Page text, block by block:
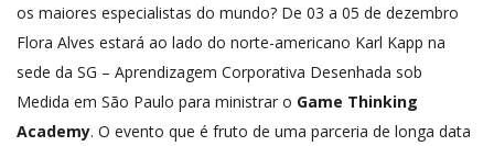
os maiores especialistas do mundo? De 03 a 05 de dezembro
Flora Alves estará ao lado do norte-americano Karl Kapp na
sede da SG – Aprendizagem Corporativa Desenhada sob
Medida em São Paulo para ministrar o Game Thinking
Academy. O evento que é fruto de uma parceria de longa data